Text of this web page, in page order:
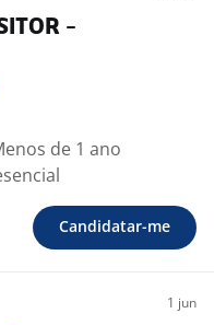
-
de 1 ano
Candidatar-me
1 jun